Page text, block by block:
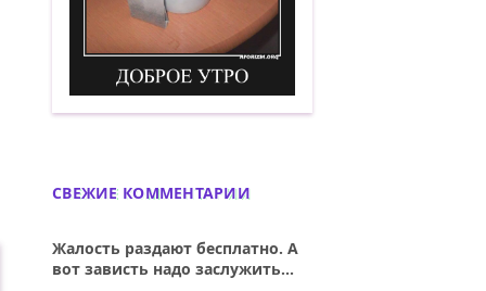
Доброе утро. 2. Демотиватор
СВЕЖИЕ КОММЕНТАРИИ
Жалость раздают бесплатно. А
вот зависть надо заслужить...